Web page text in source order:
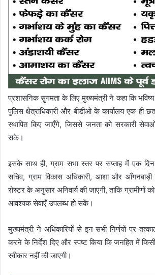
प्रशासनिक सुगमता के लिए मुख्यमंत्री ने कहा कि
पुलिस क्षेत्राधिकारी और बीडीओ के कार्यालय एक
स्थापित किए जाएँगे, जिससे जनता को सरकारी
सके।
इसके साथ ही, ग्राम सभा स्तर पर सप्ताह में एक
सचिव, ग्राम विकास अधिकारी, आशा और आँगनबाड़ी
रोस्टर के अनुसार अनिवार्य की जाएगी, ताकि ग्रामीणों
आवश्यक सेवाएँ उपलब्ध हो सकें।
मुख्यमंत्री ने अधिकारियों से इन सभी निर्णयों पर
करने के निर्देश दिए और स्पष्ट किया कि जनहित में किसी
स्वीकार नहीं की जाएगी।